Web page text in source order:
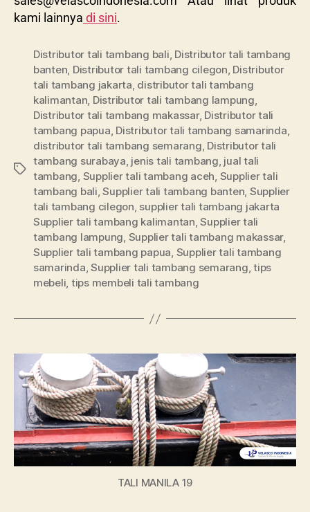
kami lainnya di sini.
Distributor tali tambang bali, Distributor tali tambang
banten, Distributor tali tambang cilegon, Distributor
tali tambang jakarta, distributor tali tambang
kalimantan, Distributor tali tambang lampung,
Distributor tali tambang makassar, Distributor tali
tambang papua, Distributor tali tambang samarinda,
distributor tali tambang semarang, Distributor tali
tambang surabaya, jenis tali tambang, jual tali
tambang, Supplier tali tambang aceh, Supplier tali
tambang bali,Supplier tali tambang banten, Supplier
tali tambang cilegon, supplier tali tambang jakarta
Supplier tali tambang kalimantan,Supplier tali
tambang lampung, Supplier tali tambang makassar,
Supplier tali tambang papua, Supplier tali tambang
samarinda,Supplier tali tambang semarang,tips
mebeli, tips membeli tali tambang
TALI MANILA 19